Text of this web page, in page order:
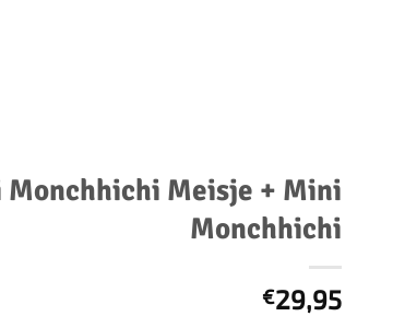
500 stukjes XL
Schaken
schaakbord
schaakset
Meisje + Mini
Monchhichi
€29,95